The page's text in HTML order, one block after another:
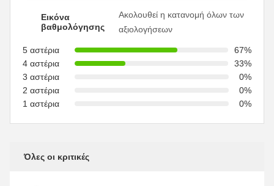
Εικόνα
βαθμολόγησης
Ακολουθεί η κατανομή όλων των
αξιολογήσεων
5 αστέρια
67%
4 αστέρια
33%
3 αστέρια
0%
2 αστέρια
0%
1 αστέρια
0%
Όλες οι κριτικές